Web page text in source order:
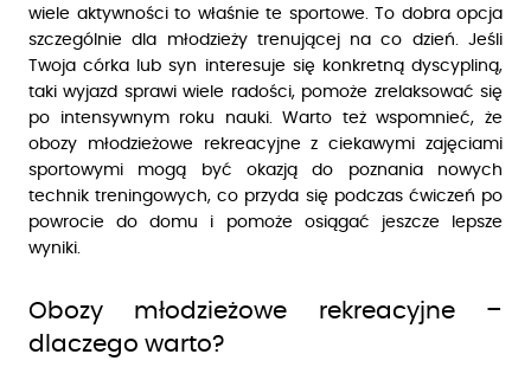
wiele aktywności to właśnie te sportowe. To dobra opcja
szczególnie dla młodzieży trenującej na co dzień. Jeśli
Twoja córka lub syn interesuje się konkretną dyscypliną,
taki wyjazd sprawi wiele radości, pomoże zrelaksować się
po intensywnym roku nauki. Warto też wspomnieć, że
obozy młodzieżowe rekreacyjne z ciekawymi zajęciami
sportowymi mogą być okazją do poznania nowych
technik treningowych, co przyda się podczas ćwiczeń po
powrocie do domu i pomoże osiągać jeszcze lepsze
wyniki.
Obozy młodzieżowe rekreacyjne –
dlaczego warto?